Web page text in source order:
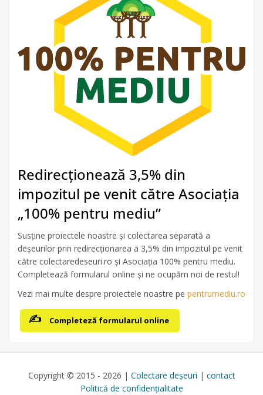
Redirecționează 3,5% din
impozitul pe venit către Asociația
„100% pentru mediu”
Susține proiectele noastre și colectarea separată a
deșeurilor prin redirecționarea a 3,5% din impozitul pe venit
către colectaredeseuri.ro și Asociația 100% pentru mediu.
Completează formularul online și ne ocupăm noi de restul!
Vezi mai multe despre proiectele noastre pe pentrumediu.ro
Completeză formularul online
Copyright © 2015 - 2026 | Colectare deșeuri | contact
Politică de confidențialitate